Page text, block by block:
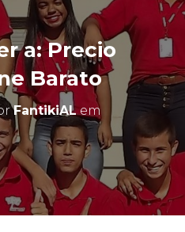
A
N
A
E
G
O
a: Precio
Barato
FantikiALem